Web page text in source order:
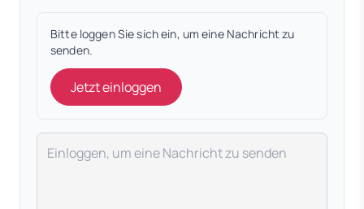
Bitte loggen Sie sich ein, um eine Nachricht zu
senden.
Jetzt einloggen
Deine Nachricht